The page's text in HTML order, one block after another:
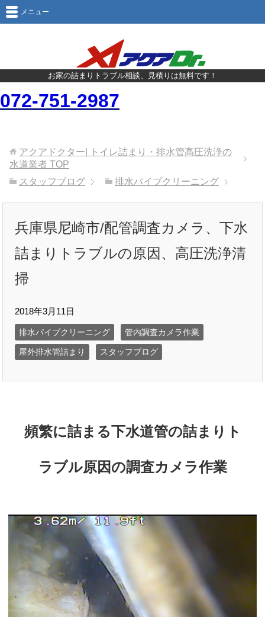
お家の詰まりトラブル相談、見積りは無料です！
072-751-2987
メニュー
アクアドクター| トイレ詰まり・排水管高圧洗浄の
水道業者 TOP
スタッフブログ
排水パイプクリーニング
兵庫県尼崎市/配管調査カメラ、下水
詰まりトラブルの原因、高圧洗浄清
掃
2018年3月11日
排水パイプクリーニング 管内調査カメラ作業
屋外排水管詰まり スタッフブログ
頻繁に詰まる下水道管の詰まりト
ラブル原因の調査カメラ作業